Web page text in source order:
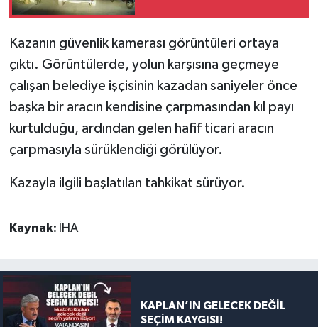
Kazanın güvenlik kamerası görüntüleri ortaya
çıktı. Görüntülerde, yolun karşısına geçmeye
çalışan belediye işçisinin kazadan saniyeler önce
başka bir aracın kendisine çarpmasından kıl payı
kurtulduğu, ardından gelen hafif ticari aracın
çarpmasıyla sürüklendiği görülüyor.
Kazayla ilgili başlatılan tahkikat sürüyor.
Kaynak: İHA
KAPLAN’IN GELECEK DEĞİL
SEÇİM KAYGISI!